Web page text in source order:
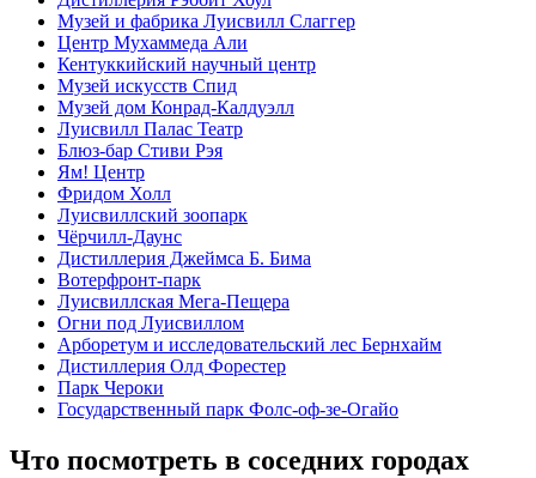
Музей и фабрика Луисвилл Слаггер
Центр Мухаммеда Али
Кентуккийский научный центр
Музей искусств Спид
Музей дом Конрад-Калдуэлл
Луисвилл Палас Театр
Блюз-бар Стиви Рэя
Ям! Центр
Фридом Холл
Луисвиллский зоопарк
Чёрчилл-Даунс
Дистиллерия Джеймса Б. Бима
Вотерфронт-парк
Луисвиллская Мега-Пещера
Огни под Луисвиллом
Арборетум и исследовательский лес Бернхайм
Дистиллерия Олд Форестер
Парк Чероки
Государственный парк Фолс-оф-зе-Огайо
Что посмотреть в соседних городах